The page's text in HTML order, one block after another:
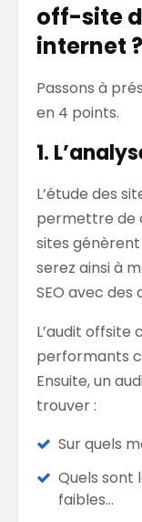
off-site
internet ?
Passons à
en 4 points.
1.
L’étude des
permettre de
sites
serez ainsi à
SEO avec des
L’audit offsite
performants
Ensuite, un
trouver :
Sur quels
Quels sont
faibles…